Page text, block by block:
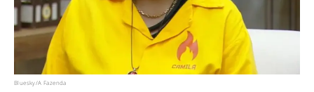
Bluesky/A Fazenda